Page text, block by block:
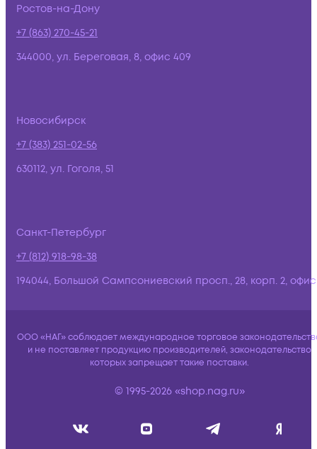
Ростов-на-Дону
+7 (863) 270-45-21
344000, ул. Береговая, 8, офис 409
Новосибирск
+7 (383) 251-02-56
630112, ул. Гоголя, 51
Санкт-Петербург
+7 (812) 918-98-38
194044, Большой Сампсониевский просп., 28, корп. 2,
ООО «НАГ» соблюдает международное торговое
и не поставляет продукцию производителей, законодательство
которых запрещает такие поставки.
© 1995-2026 «shop.nag.ru»